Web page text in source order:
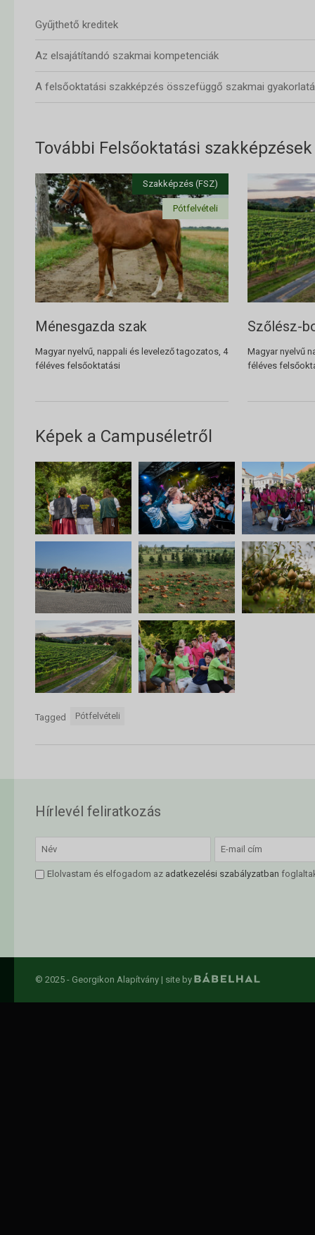
Gyűjthető kreditek
Az elsajátítandó szakmai kompetenciák
A felsőoktatási szakképzés összefüggő szakmai
További Felsőoktatási szakképzések
Ménesgazda szak
Magyar nyelvű, nappali és levelező tagozatos, 4
féléves felsőoktatási
Szőlész-
Magyar nyelvű
féléves
Képek a Campuséletről
Tagged Pótfelvételi
Hírlevél feliratkozás
Elolvastam és elfogadom az adatkezelési szabályzatban
© 2025 - Georgikon Alapítvány | site by